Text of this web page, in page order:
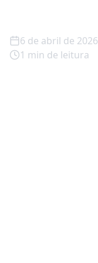
6 de abril de 2026
1 min de leitura